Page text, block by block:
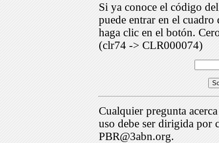
Si ya conoce el código
puede entrar en el
haga clic en el botón.
(clr74 -> CLR000074)
Cualquier pregunta
uso debe ser dirigida por
PBR@3abn.org.